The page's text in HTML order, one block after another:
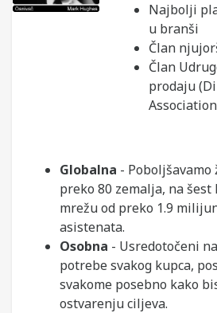
Najbolji
u branši
Član
Član
prodaju
Globalna -
preko 80 zemalja, na
mrežu od preko 1.9
asistenata.
Osobna - Usredotočeni
potrebe svakog kupca,
svakome posebno kako
ostvarenju ciljeva.